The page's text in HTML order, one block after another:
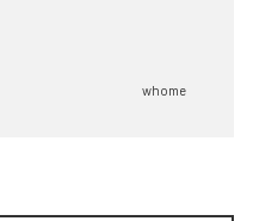
whome